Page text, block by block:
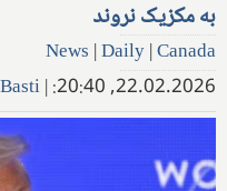
به مکزیک نروند
News |Daily|Canada
22.02.2026, 20:40:
|